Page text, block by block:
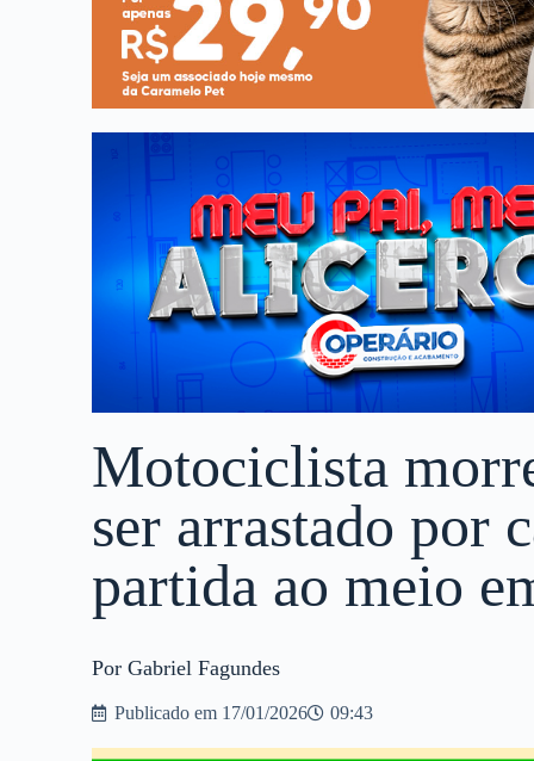
Motociclista
ser arrastado por
partida ao meio
Por Gabriel Fagundes
Publicado em 17/01/2026 09:43